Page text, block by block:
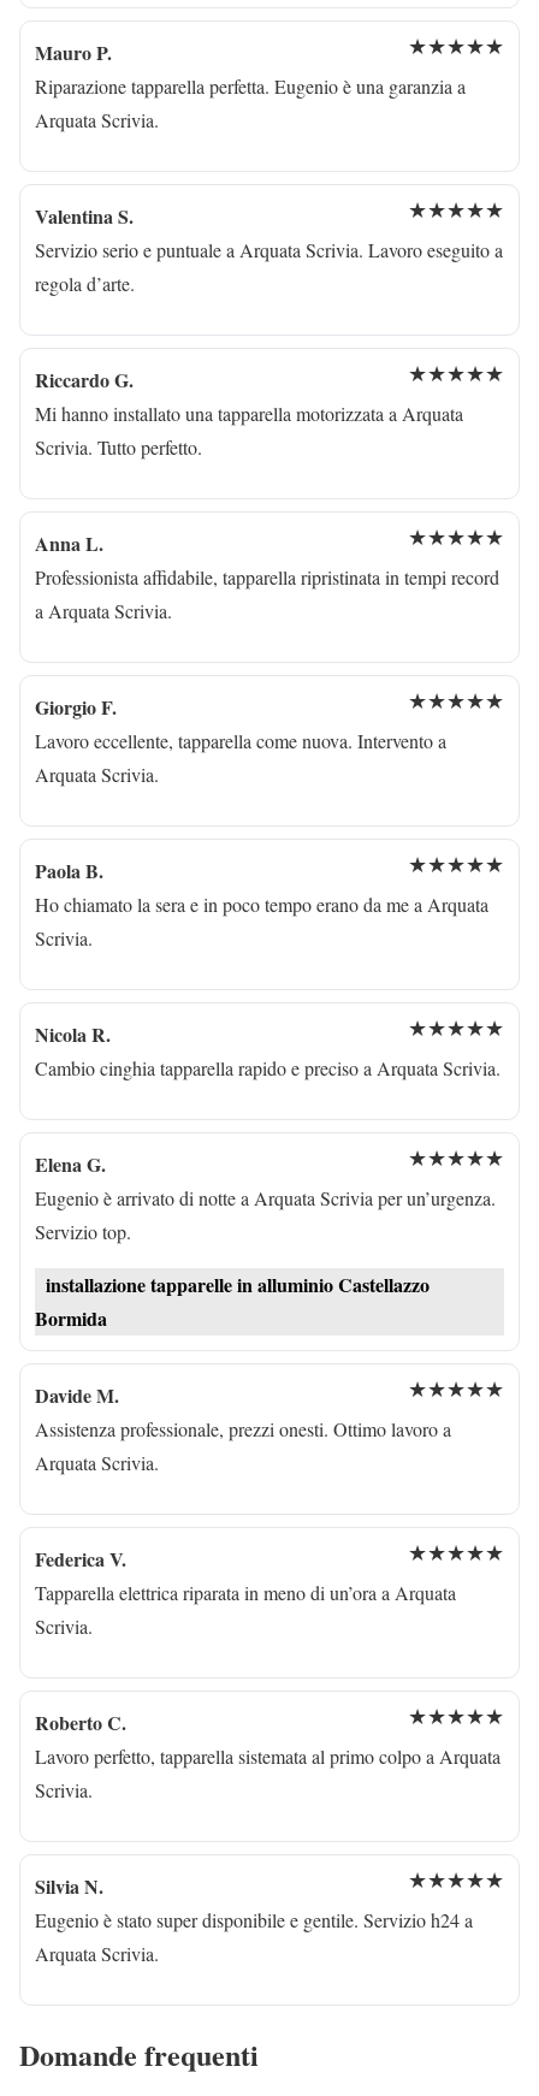
Mauro P. ★★★★★
Riparazione tapparella perfetta. Eugenio è una garanzia a
Arquata Scrivia.
Valentina S. ★★★★★
Servizio serio e puntuale a Arquata Scrivia. Lavoro eseguito a
regola d’arte.
Riccardo G. ★★★★★
Mi hanno installato una tapparella motorizzata a Arquata
Scrivia. Tutto perfetto.
Anna L. ★★★★★
Professionista affidabile, tapparella ripristinata in tempi record
a Arquata Scrivia.
Giorgio F. ★★★★★
Lavoro eccellente, tapparella come nuova. Intervento a
Arquata Scrivia.
Paola B. ★★★★★
Ho chiamato la sera e in poco tempo erano da me a Arquata
Scrivia.
Nicola R. ★★★★★
Cambio cinghia tapparella rapido e preciso a Arquata Scrivia.
Elena G. ★★★★★
Eugenio è arrivato di notte a Arquata Scrivia per un’urgenza.
Servizio top.
installazione tapparelle in alluminio Castellazzo
Bormida
Davide M. ★★★★★
Assistenza professionale, prezzi onesti. Ottimo lavoro a
Arquata Scrivia.
Federica V. ★★★★★
Tapparella elettrica riparata in meno di un’ora a Arquata
Scrivia.
Roberto C. ★★★★★
Lavoro perfetto, tapparella sistemata al primo colpo a Arquata
Scrivia.
Silvia N. ★★★★★
Eugenio è stato super disponibile e gentile. Servizio h24 a
Arquata Scrivia.
Domande frequenti